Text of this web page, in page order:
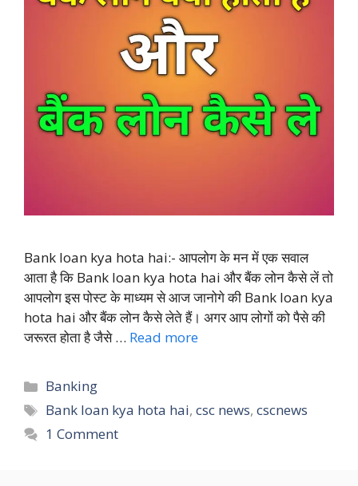
Bank loan kya hota hai:- आपलोग के मन में एक सवाल
आता है कि Bank loan kya hota hai और बैंक लोन कैसे लें तो
आपलोग इस पोस्ट के माध्यम से आज जानोगे की Bank loan kya
hota hai और बैंक लोन कैसे लेते हैं। अगर आप लोगों को पैसे की
जरूरत होता है जैसे … Read more
Categories
Banking
Tags
Bank loan kya hota hai,csc news,cscnews
1 Comment